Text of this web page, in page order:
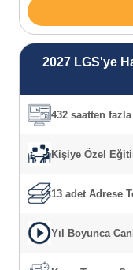
2027 LGS'ye
432 saatten
Kişiye Özel
13 adet Adrese
Yıl Boyunca